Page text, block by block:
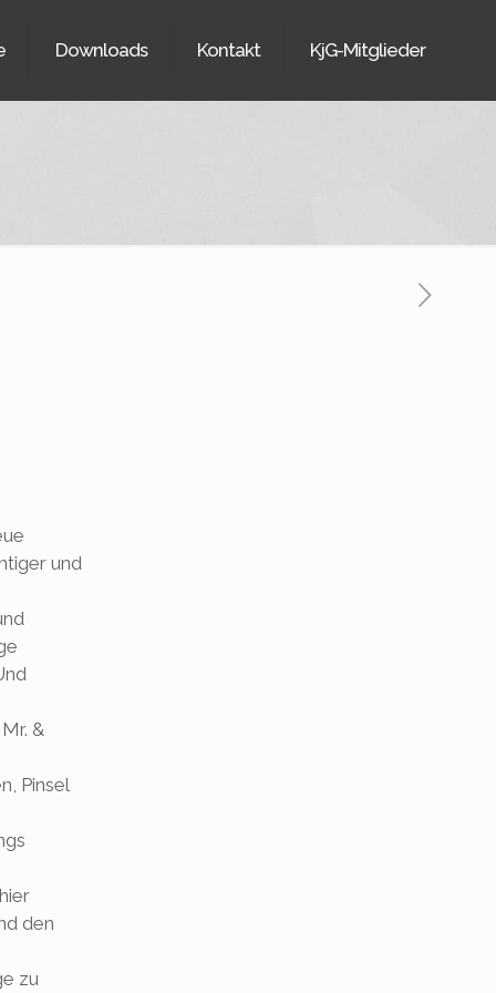
Downloads Kontakt KjG-Mitglieder
und
&
Pinsel
den
zu